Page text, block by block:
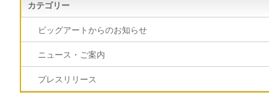
カテゴリー
ビッグアートからのお知らせ
ニュース・ご案内
プレスリリース